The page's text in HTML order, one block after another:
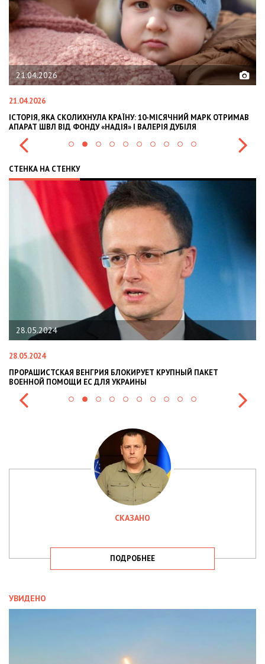
21.04.2026
21.04.2026
ІСТОРІЯ, ЯКА СКОЛИХНУЛА КРАЇНУ: 10-МІСЯЧНИЙ МАРК ОТРИМАВ
АПАРАТ ШВЛ ВІД ФОНДУ «НАДІЯ» І ВАЛЕРІЯ ДУБІЛЯ
СТЕНКА НА СТЕНКУ
28.05.2024
28.05.2024
ПРОРАШИСТСКАЯ ВЕНГРИЯ БЛОКИРУЕТ КРУПНЫЙ ПАКЕТ
ВОЕННОЙ ПОМОЩИ ЕС ДЛЯ УКРАИНЫ
СКАЗАНО
ПОДРОБНЕЕ
УВИДЕНО